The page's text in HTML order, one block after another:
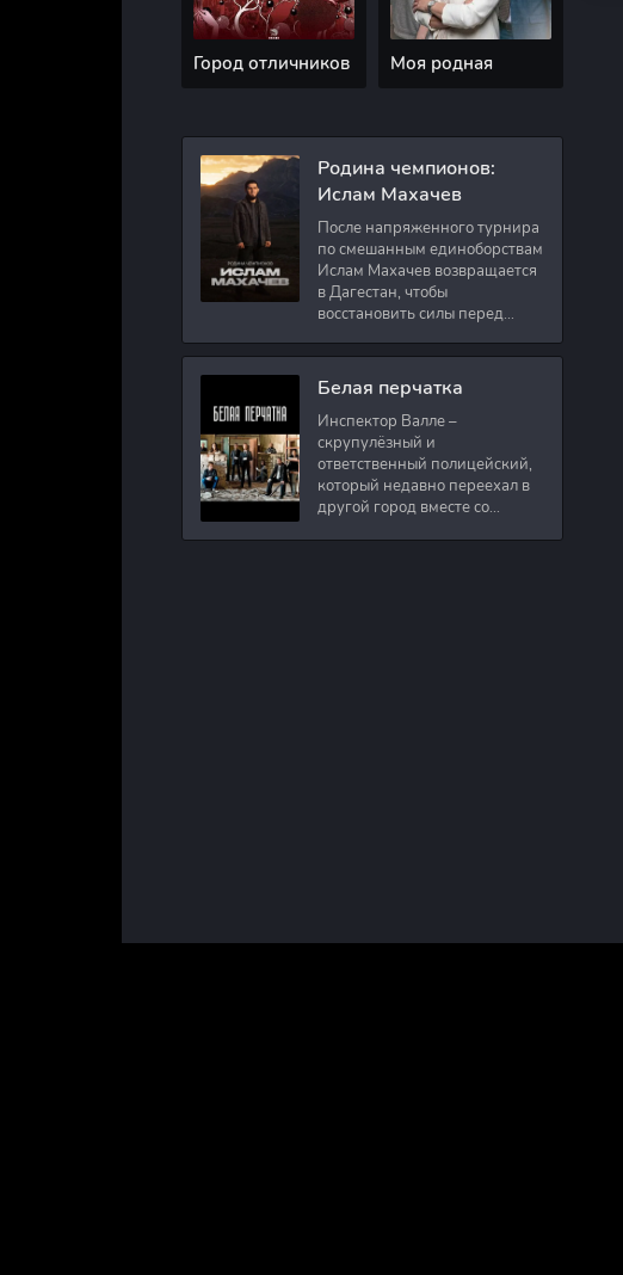
Город отличников Моя родная
Родина чемпионов:
Ислам Махачев
После напряженного турнира
по смешанным единоборствам
Ислам Махачев возвращается
в Дагестан, чтобы
восстановить силы перед
Вместе с ним приезжают
оператор и интервьюер,
Белая перчатка
Инспектор Валле –
скрупулёзный и
ответственный полицейский,
который недавно переехал в
другой город вместе со